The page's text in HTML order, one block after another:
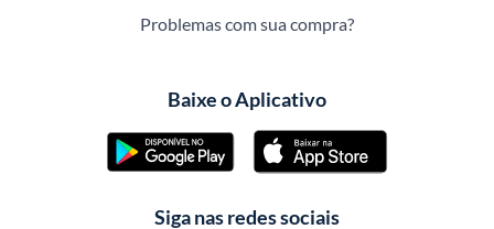
Problemas com sua compra?
Baixe o Aplicativo
Siga nas redes sociais